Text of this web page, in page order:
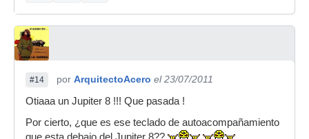
#14 por ArquitectoAcero el 23/07/2011
Otiaaa un Jupiter 8 !!! Que pasada !
Por cierto, ¿que es ese teclado de autoacompañamiento